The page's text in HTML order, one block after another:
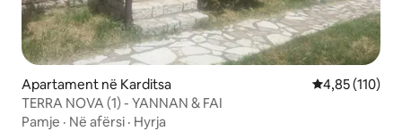
Apartament në Karditsa Vlerësimi
4,85 (110)
TERRA NOVA (1) - YANNAN & FAI
Pamje · Në afërsi · Hyrja